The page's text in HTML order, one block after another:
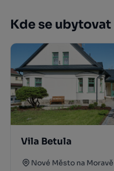
Kde se ubytovat
Vila Betula
Nové Město na Moravě